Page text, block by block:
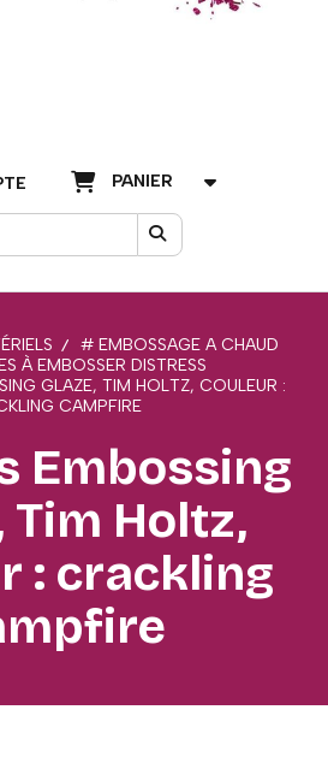
PANIER
# EMBOSSAGE A CHAUD
À EMBOSSER DISTRESS
GLAZE, TIM HOLTZ, COULEUR :
CAMPFIRE
Embossing
Tim Holtz,
: crackling